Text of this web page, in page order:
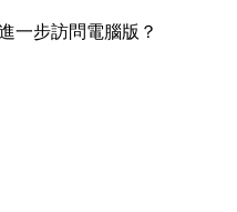
一步訪問電腦版？